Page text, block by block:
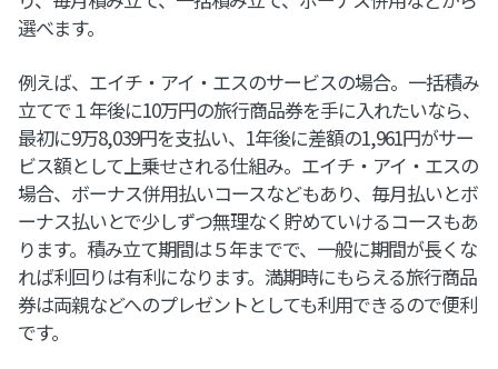
選べます。
例えば、エイチ・アイ・エスのサービスの場合。一括積み
立てで１年後に10万円の旅行商品券を手に入れたいなら、
最初に9万8,039円を支払い、1年後に差額の1,961円がサー
ビス額として上乗せされる仕組み。エイチ・アイ・エスの
場合、ボーナス併用払いコースなどもあり、毎月払いとボ
ーナス払いとで少しずつ無理なく貯めていけるコースもあ
ります。積み立て期間は５年までで、一般に期間が長くな
れば利回りは有利になります。満期時にもらえる旅行商品
券は両親などへのプレゼントとしても利用できるので便利
です。